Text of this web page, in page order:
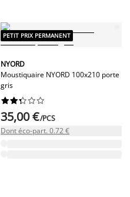
PETIT PRIX PERMANENT
NYORD
Moustiquaire NYORD 100x210 porte
gris






35,00 €/PCS
Dont éco-part. 0.72 €